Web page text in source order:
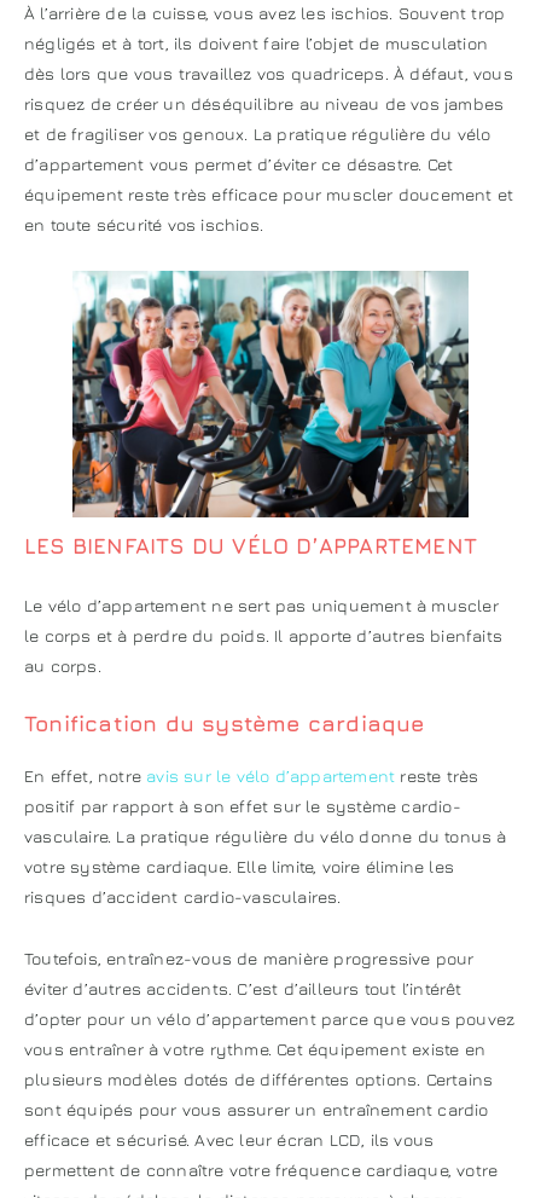
À l’arrière de la cuisse, vous avez les ischios. Souvent trop
négligés et à tort, ils doivent faire l’objet de musculation
dès lors que vous travaillez vos quadriceps. À défaut, vous
risquez de créer un déséquilibre au niveau de vos jambes
et de fragiliser vos genoux. La pratique régulière du vélo
d’appartement vous permet d’éviter ce désastre. Cet
équipement reste très efficace pour muscler doucement et
en toute sécurité vos ischios.
LES BIENFAITS DU VÉLO D’APPARTEMENT
Le vélo d’appartement ne sert pas uniquement à muscler
le corps et à perdre du poids. Il apporte d’autres bienfaits
au corps.
Tonification du système cardiaque
En effet, notre avis sur le vélo d’appartement reste très
positif par rapport à son effet sur le système cardio-
vasculaire. La pratique régulière du vélo donne du tonus à
votre système cardiaque. Elle limite, voire élimine les
risques d’accident cardio-vasculaires.
Toutefois, entraînez-vous de manière progressive pour
éviter d’autres accidents. C’est d’ailleurs tout l’intérêt
d’opter pour un vélo d’appartement parce que vous pouvez
vous entraîner à votre rythme. Cet équipement existe en
plusieurs modèles dotés de différentes options. Certains
sont équipés pour vous assurer un entraînement cardio
efficace et sécurisé. Avec leur écran LCD, ils vous
permettent de connaître votre fréquence cardiaque, votre